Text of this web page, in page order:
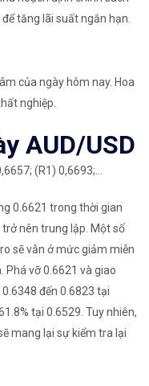
tăng lãi suất ngắn hạn.
của ngày hôm nay. Hoa
nghiệp.
AUD/USD
(R1) 0,6693;…
0.6621 trong thời gian
nên trung lập. Một số
sẽ vẫn ở mức giảm miễn
Phá vỡ 0.6621 và giao
đến 0.6823 tại
tại 0.6529. Tuy nhiên,
mang lại sự kiểm tra lại